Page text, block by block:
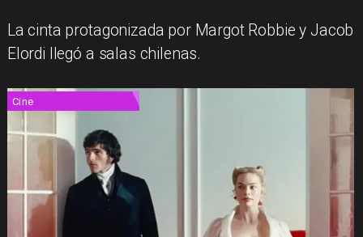
La cinta protagonizada por Margot Robbie y Jacob
Elordi llegó a salas chilenas.
Cine